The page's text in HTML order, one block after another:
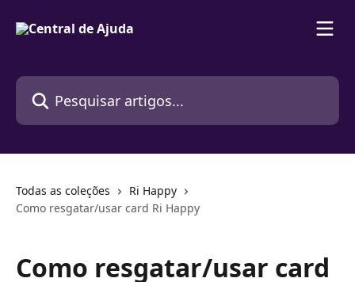
Pesquisar artigos...
Todas as coleções
Ri Happy
Como resgatar/usar card Ri Happy
Como resgatar/usar card